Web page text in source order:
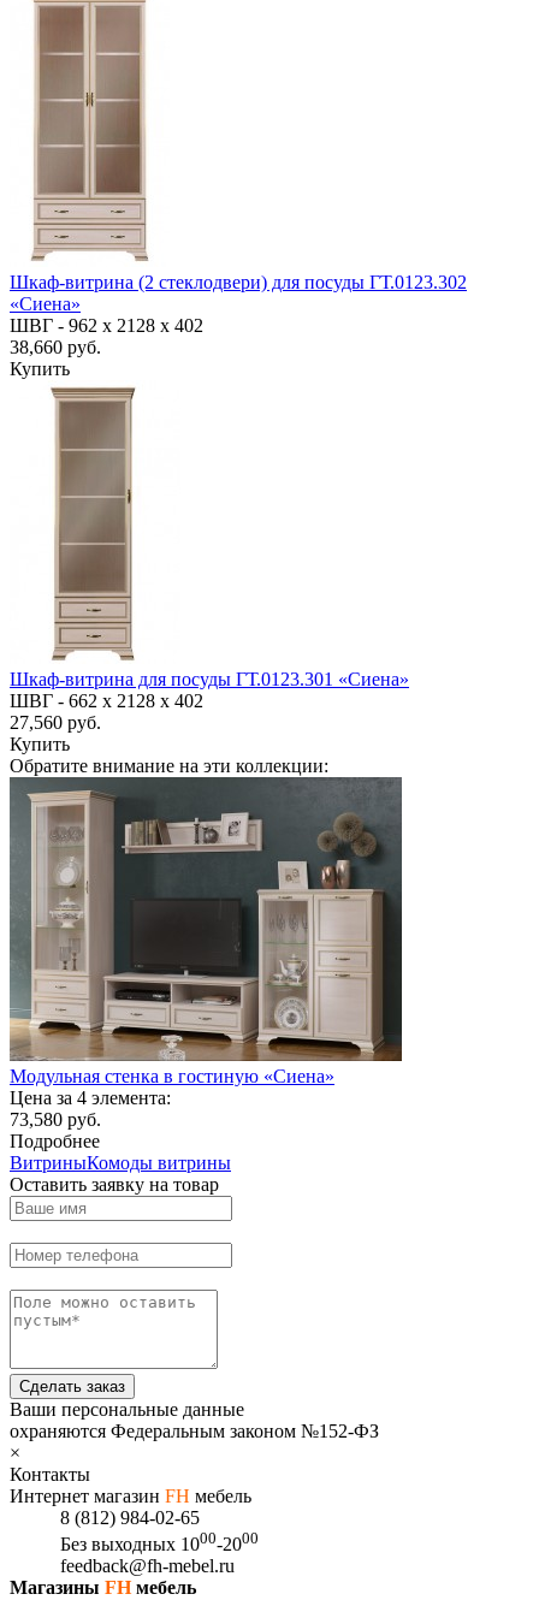
Шкаф-витрина (2 стеклодвери) для посуды ГТ.0123.302
«Сиена»
ШВГ - 962 х 2128 х 402
38,660 руб.
Купить
Шкаф-витрина для посуды ГТ.0123.301 «Сиена»
ШВГ - 662 х 2128 х 402
27,560 руб.
Купить
Обратите внимание на эти коллекции:
Модульная стенка в гостиную «Сиена»
Цена за 4 элемента:
73,580 руб.
Подробнее
ВитриныКомоды витрины
Оставить заявку на товар
Сделать заказ
Ваши персональные данные
охраняются Федеральным законом №152-ФЗ
×
Контакты
Интернет магазин FH мебель
8 (812) 984-02-65
Без выходных 1000-2000
feedback@fh-mebel.ru
Магазины FHмебель